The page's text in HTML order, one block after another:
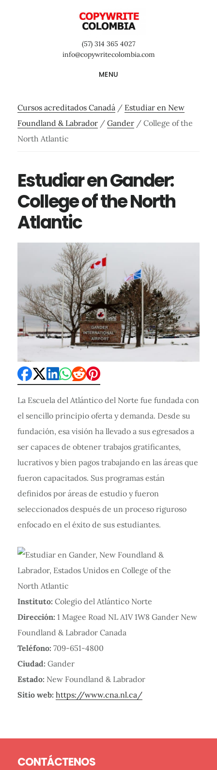
(57) 314 365 4027
info@copywritecolombia.com
MENU
Cursos acreditados Canadá / Estudiar en New
Foundland & Labrador / Gander /College of the
North Atlantic
Estudiar en Gander:
College of the North
Atlantic
La Escuela del Atlántico del Norte fue fundada con
el sencillo principio oferta y demanda. Desde su
fundación, esa visión ha llevado a sus egresados a
ser capaces de obtener trabajos gratificantes,
lucrativos y bien pagos trabajando en las áreas que
fueron capacitados. Sus programas están
definidos por áreas de estudio y fueron
seleccionados después de un proceso riguroso
enfocado en el éxito de sus estudiantes.
Instituto: Colegio del Atlántico Norte
Dirección: 1 Magee Road NL A1V 1W8 Gander New
Foundland & Labrador Canada
Teléfono: 709-651-4800
Ciudad: Gander
Estado: New Foundland & Labrador
Sitio web: https://www.cna.nl.ca/
Barra
lateral
CONTÁCTENOS